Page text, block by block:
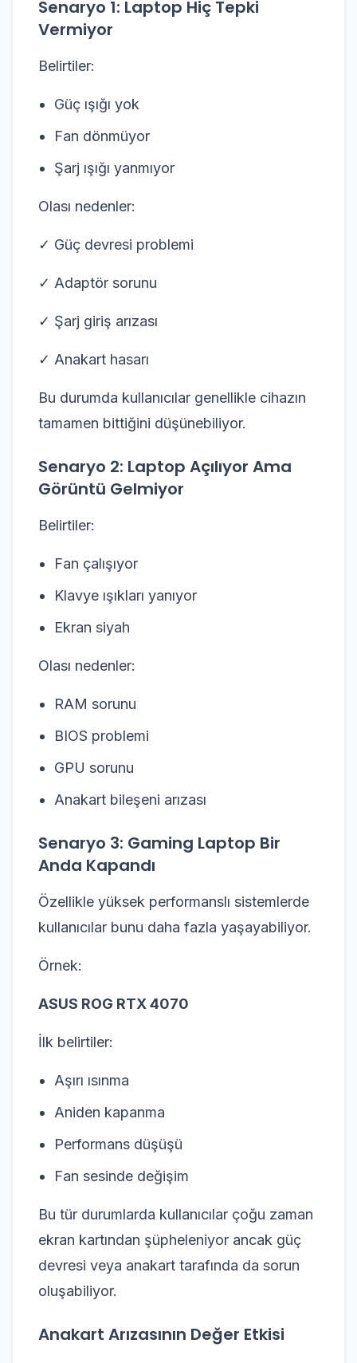
Senaryo 1: Laptop Hiç Tepki
Vermiyor
Belirtiler:
Güç ışığı yok
Fan dönmüyor
Şarj ışığı yanmıyor
Olası nedenler:
✓ Güç devresi problemi
✓ Adaptör sorunu
✓ Şarj giriş arızası
✓ Anakart hasarı
Bu durumda kullanıcılar genellikle cihazın
tamamen bittiğini düşünebiliyor.
Senaryo 2: Laptop Açılıyor Ama
Görüntü Gelmiyor
Belirtiler:
Fan çalışıyor
Klavye ışıkları yanıyor
Ekran siyah
Olası nedenler:
RAM sorunu
BIOS problemi
GPU sorunu
Anakart bileşeni arızası
Senaryo 3: Gaming Laptop Bir
Anda Kapandı
Özellikle yüksek performanslı sistemlerde
kullanıcılar bunu daha fazla yaşayabiliyor.
Örnek:
ASUS ROG RTX 4070
İlk belirtiler:
Aşırı ısınma
Aniden kapanma
Performans düşüşü
Fan sesinde değişim
Bu tür durumlarda kullanıcılar çoğu zaman
ekran kartından şüpheleniyor ancak güç
devresi veya anakart tarafında da sorun
oluşabiliyor.
Anakart Arızasının Değer Etkisi